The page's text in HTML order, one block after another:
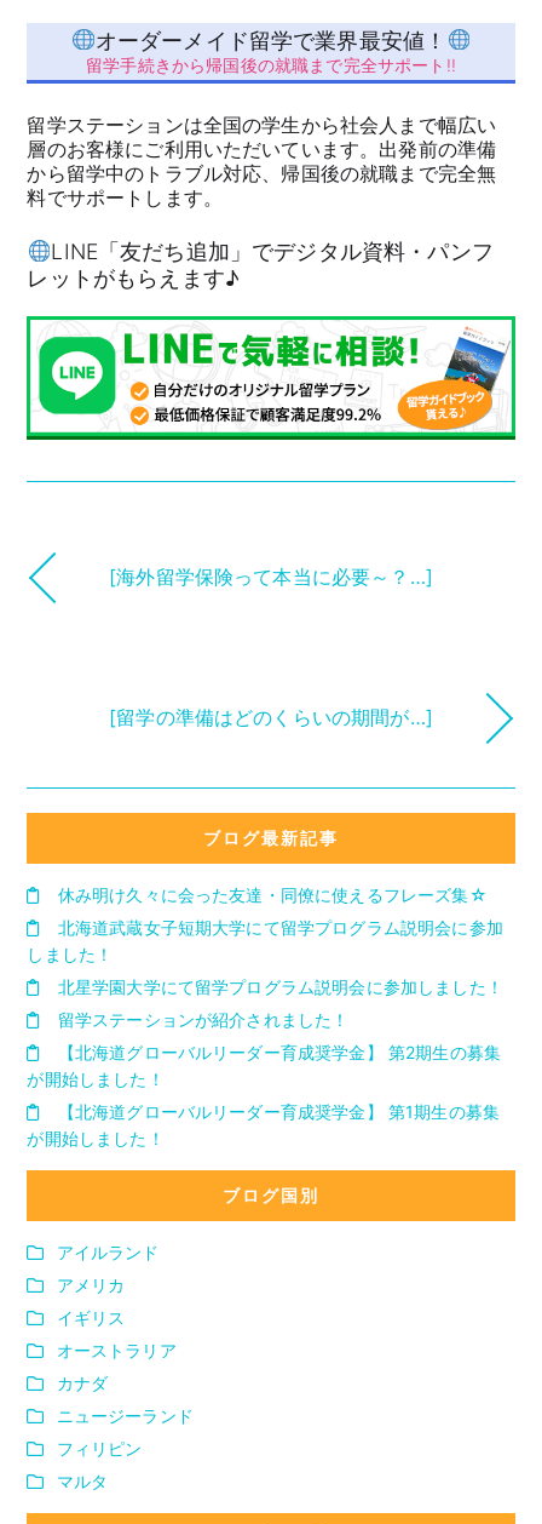
オーダーメイド留学で業界最安値！
留学手続きから帰国後の就職まで完全サポート!!
留学ステーションは全国の学生から社会人まで幅広い
層のお客様にご利用いただいています。出発前の準備
から留学中のトラブル対応、帰国後の就職まで完全無
料でサポートします。
LINE「友だち追加」でデジタル資料・パンフ
レットがもらえます♪
[海外留学保険って本当に必要～？…]
[留学の準備はどのくらいの期間が…]
ブログ最新記事
休み明け久々に会った友達・同僚に使えるフレーズ集☆
北海道武蔵女子短期大学にて留学プログラム説明会に参加
しました！
北星学園大学にて留学プログラム説明会に参加しました！
留学ステーションが紹介されました！
【北海道グローバルリーダー育成奨学金】 第2期生の募集
が開始しました！
【北海道グローバルリーダー育成奨学金】 第1期生の募集
が開始しました！
ブログ国別
アイルランド
アメリカ
イギリス
オーストラリア
カナダ
ニュージーランド
フィリピン
マルタ